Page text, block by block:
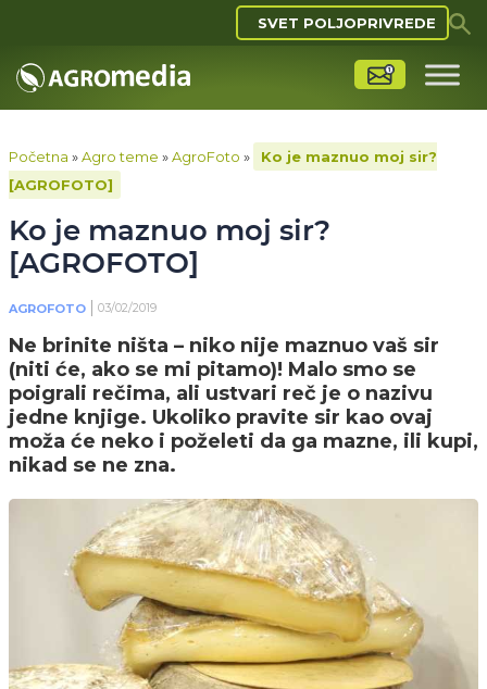
SVET POLJOPRIVREDE
Početna »Agro teme »AgroFoto »
Ko je maznuo moj sir?
[AGROFOTO]
Ko je maznuo moj sir?
[AGROFOTO]
AGROFOTO 03/02/2019
Ne brinite ništa – niko nije maznuo vaš sir
(niti će, ako se mi pitamo)! Malo smo se
poigrali rečima, ali ustvari reč je o nazivu
jedne knjige. Ukoliko pravite sir kao ovaj
moža će neko i poželeti da ga mazne, ili kupi,
nikad se ne zna.